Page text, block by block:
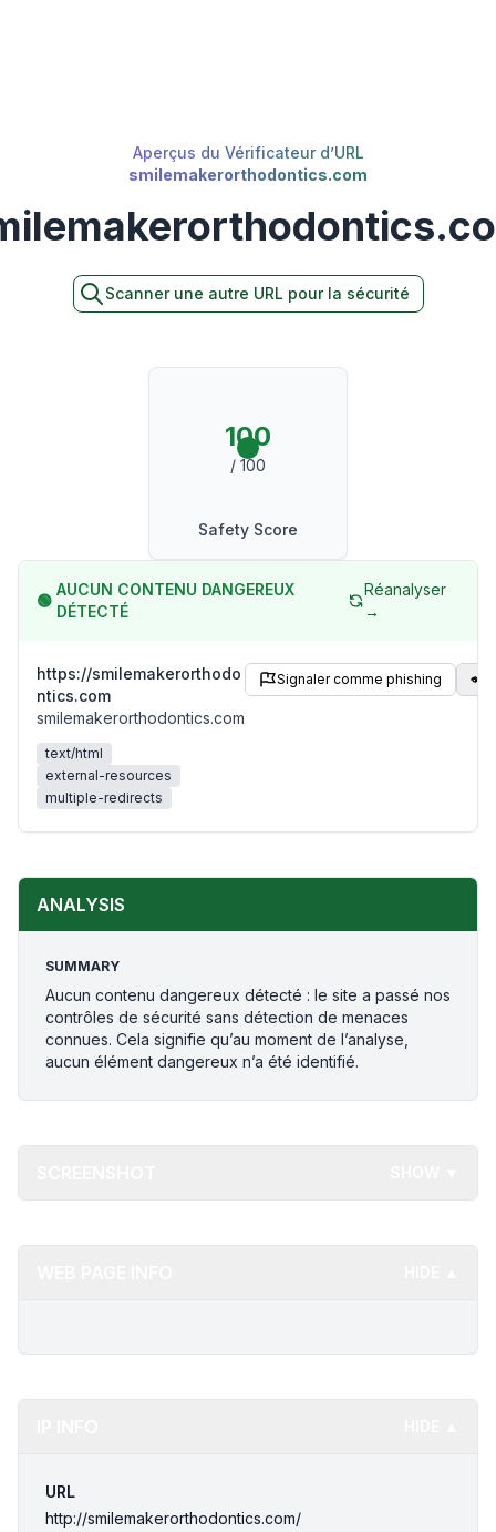
Aperçus du Vérificateur d’URL
smilemakerorthodontics.com
Scanner une autre URL pour la sécurité
100
/ 100
Safety Score
🟢
AUCUN CONTENU DANGEREUX
DÉTECTÉ
Réanalyser
→
https://smilemakerorthodo
ntics.com
smilemakerorthodontics.com
text/html
external-resources
multiple-redirects
Signaler comme phishing
ANALYSIS
SUMMARY
Aucun contenu dangereux détecté : le site a passé nos
contrôles de sécurité sans détection de menaces
connues. Cela signifie qu’au moment de l’analyse,
aucun élément dangereux n’a été identifié.
URL
http://smilemakerorthodontics.com/